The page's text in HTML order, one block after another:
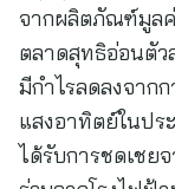
จากผลิตภัณฑ์มูล
ตลาดสุทธิอ่อนตัว
มีกำไรลดลงจาก
แสงอาทิตย์ในปร
ได้รับการชดเชย